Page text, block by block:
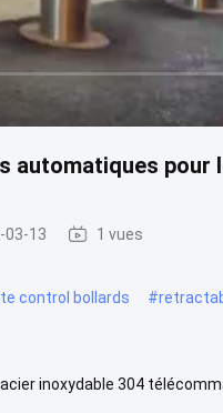
automatiques pour
03-13 1 vues
control bollards #
inoxydable 304